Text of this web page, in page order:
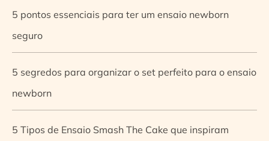
5 pontos essenciais para ter um ensaio newborn
seguro
5 segredos para organizar o set perfeito para o ensaio
newborn
5 Tipos de Ensaio Smash The Cake que inspiram